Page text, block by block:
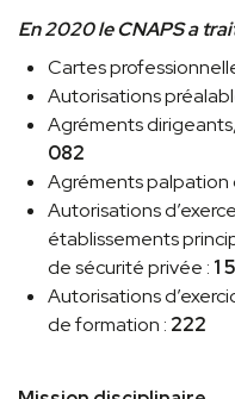
En 2020 le CNAPS a
Cartes
Autorisations
Agréments
082
Agréments palpation
Autorisations
établissements
de sécurité privée : 1
Autorisations
de formation : 222